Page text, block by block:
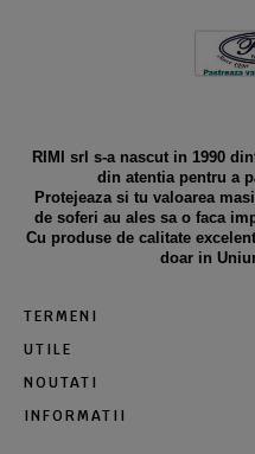
RIMI srl s-a nascut in 1990
din atentia pentru a
Protejeaza si tu valoarea
de soferi au ales sa o faca
Cu produse de calitate
doar in
TERMENI
UTILE
NOUTATI
INFORMATII